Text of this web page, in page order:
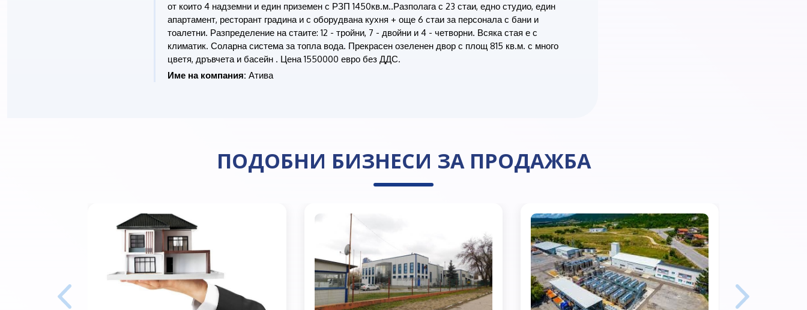
от които 4 надземни и един приземен с РЗП 1450кв.м..Разполага с 23 стаи, едно студио, един
апартамент, ресторант градина и с оборудвана кухня + още 6 стаи за персонала с бани и
тоалетни. Разпределение на стаите: 12 - тройни, 7 - двойни и 4 - четворни. Всяка стая е с
климатик. Соларна система за топла вода. Прекрасен озеленен двор с площ 815 кв.м. с много
цветя, дръвчета и басейн . Цена 1550000 евро без ДДС.
Име на компания: Атива
ПОДОБНИ БИЗНЕСИ ЗА ПРОДАЖБА